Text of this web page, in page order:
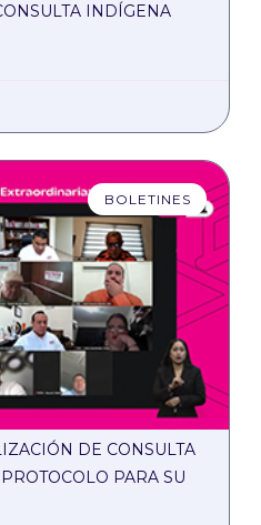
INDÍGENA
BOLETINES
DE CONSULTA
PARA SU